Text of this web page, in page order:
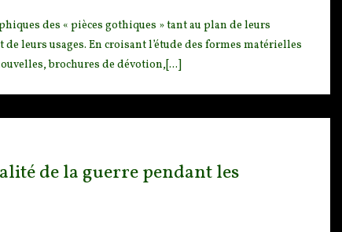
des « pièces gothiques » tant au plan de leurs
leurs usages. En croisant l’étude des formes matérielles
brochures de dévotion,[...]
de la guerre pendant les